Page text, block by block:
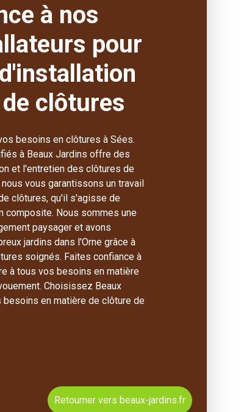
à nos
pour
clôtures
besoins en clôtures à Sées.
à Beaux Jardins offre des
et l'entretien des clôtures de
vous garantissons un travail
clôtures, qu'il s'agisse de
composite. Nous sommes une
paysager et avons
jardins dans l'Orne grâce à
soignés. Faites confiance à
à tous vos besoins en matière
Choisissez Beaux
en matière de clôture de
Retourner vers beaux-jardins.fr